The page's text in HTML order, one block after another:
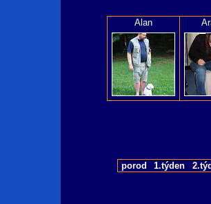
Alan
porod 1.týden